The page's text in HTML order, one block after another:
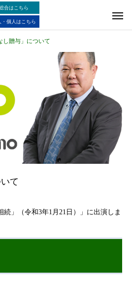
合はこちら
・個人はこちら
し贈与」について
て
続」（令和3年1月21日）」に出演しま